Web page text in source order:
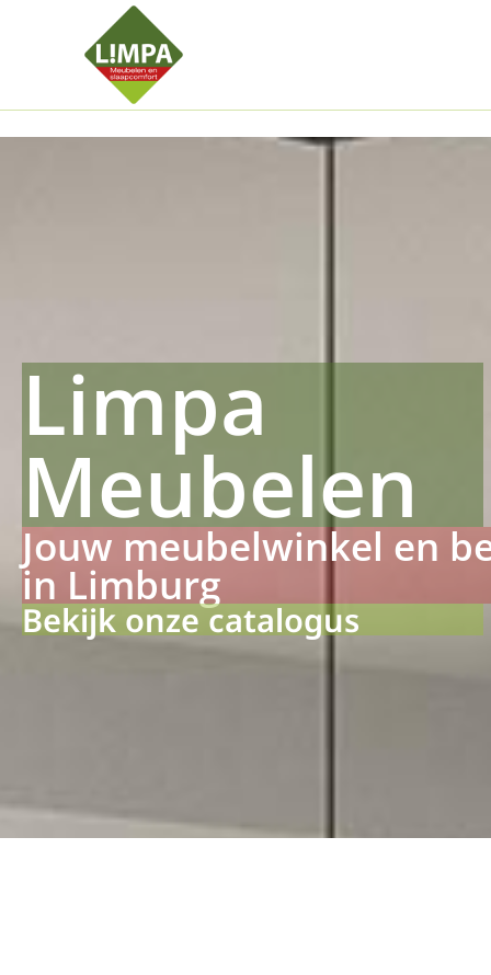
Anhangerma Sommersch
Limpa
Meubelen
Jouw meubelwinkel en
in Limburg
Bekijk onze catalogus